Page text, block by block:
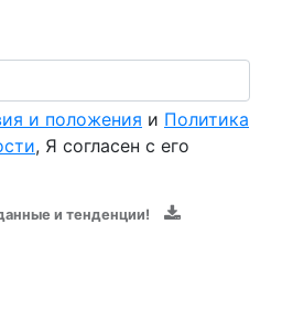
и положения и Политика
, Я согласен с его
и тенденции!